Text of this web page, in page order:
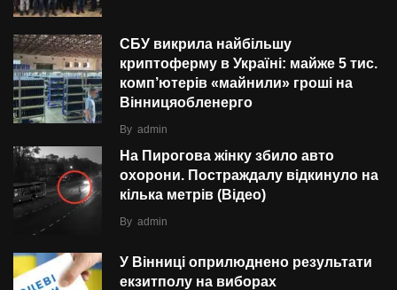
СБУ викрила найбільшу
криптоферму в Україні: майже 5 тис.
комп’ютерів «майнили» гроші на
Вінницяобленерго
By admin
На Пирогова жінку збило авто
охорони. Постраждалу відкинуло на
кілька метрів (Відео)
By admin
У Вінниці оприлюднено результати
екзитполу на виборах